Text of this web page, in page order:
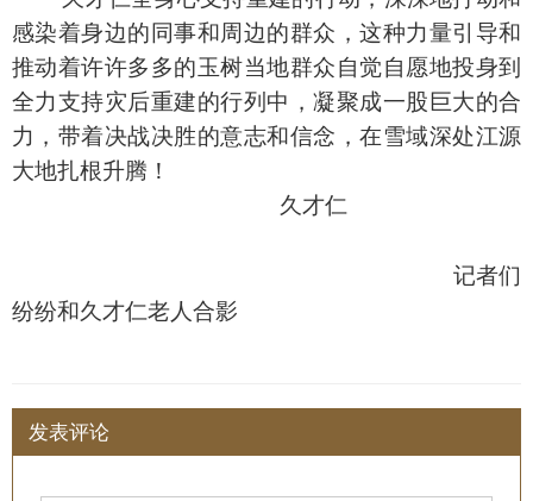
感染着身边的同事和周边的群众，这种力量引导和
推动着许许多多的玉树当地群众自觉自愿地投身到
全力支持灾后重建的行列中，凝聚成一股巨大的合
力，带着决战决胜的意志和信念，在雪域深处江源
大地扎根升腾！
久才仁
记者们
纷纷和久才仁老人合影
发表评论